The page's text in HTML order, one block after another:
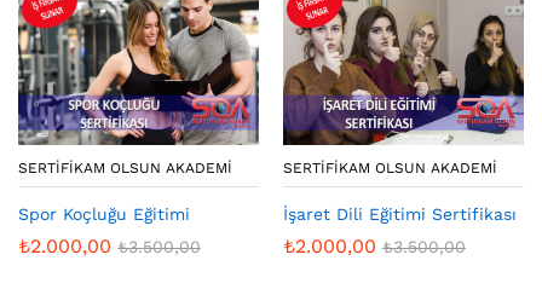
SERTIFIKAM OLSUN AKADEMI
Spor Koçluğu Eğitimi
₺2.000,00 ₺3.500,00
SERTIFIKAM OLSUN AKADEMI
İşaret Dili Eğitimi Sertifikası
₺2.000,00 ₺3.500,00